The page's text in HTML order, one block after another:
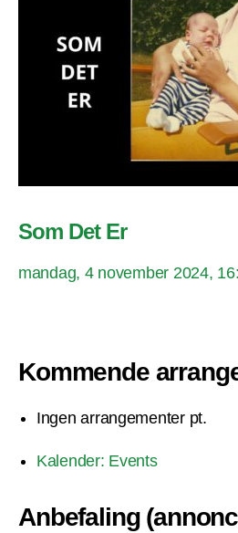
Som Det Er
mandag, 4 november 2024,
Kommende
Ingen arrangementer pt.
Kalender: Events
Anbefaling